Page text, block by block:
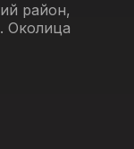
район,
Околица